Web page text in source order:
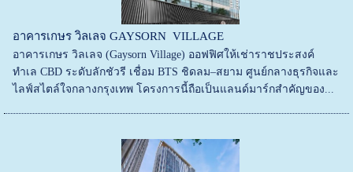
อาคารเกษร วิลเลจ GAYSORN VILLAGE
อาคารเกษร วิลเลจ (Gaysorn Village) ออฟฟิศให้เช่าราชประสงค์
ทำเล CBD ระดับลักชัวรี เชื่อม BTS ชิดลม–สยาม ศูนย์กลางธุรกิจและ
ไลฟ์สไตล์ใจกลางกรุงเทพ โครงการนี้ถือเป็นแลนด์มาร์กสำคัญของ...